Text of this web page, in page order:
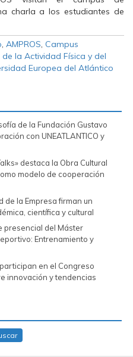
, AMPROS, Campus
la Actividad Física y del
Europea del Atlántico
de la Fundación Gustavo
con UNEATLANTICO y
destaca la Obra Cultural
modelo de cooperación
de la Empresa firman un
científica y cultural
presencial del Máster
Entrenamiento y
en el Congreso
innovación y tendencias